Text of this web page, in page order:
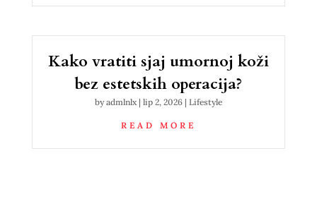
Kako vratiti sjaj umornoj koži
bez estetskih operacija?
byadmlnlx| lip 2, 2026| Lifestyle
READ MORE